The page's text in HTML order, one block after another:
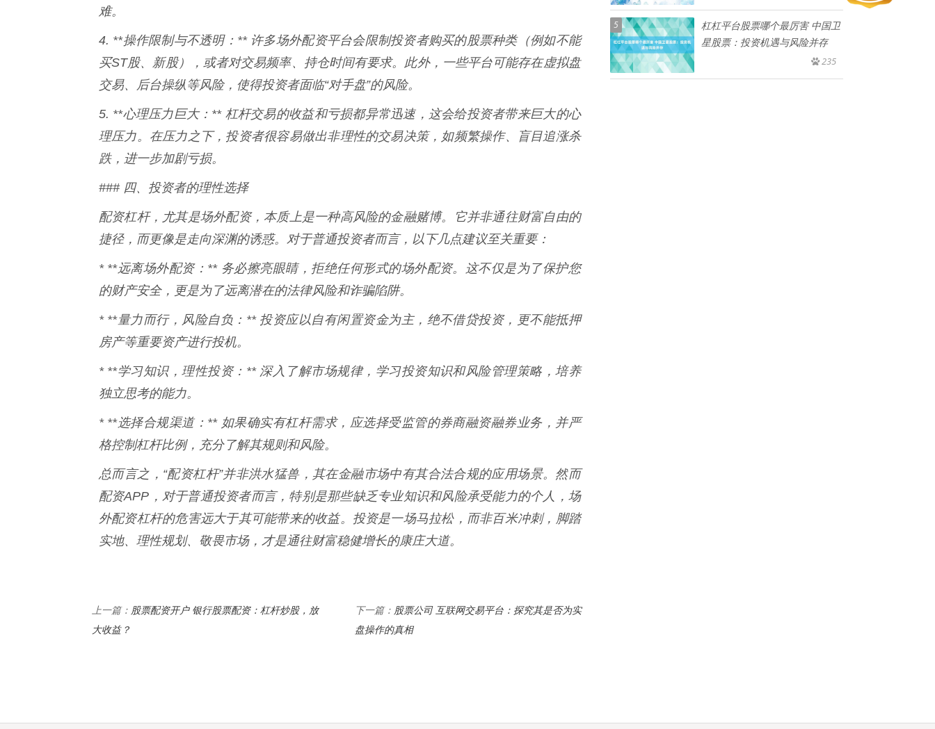
难。
4. **操作限制与不透明：** 许多场外配资平台会限制投资者购买的股票种类（例如不能
买ST股、新股），或者对交易频率、持仓时间有要求。此外，一些平台可能存在虚拟盘
交易、后台操纵等风险，使得投资者面临“对手盘”的风险。
5. **心理压力巨大：** 杠杆交易的收益和亏损都异常迅速，这会给投资者带来巨大的心
理压力。在压力之下，投资者很容易做出非理性的交易决策，如频繁操作、盲目追涨杀
跌，进一步加剧亏损。
### 四、投资者的理性选择
配资杠杆，尤其是场外配资，本质上是一种高风险的金融赌博。它并非通往财富自由的
捷径，而更像是走向深渊的诱惑。对于普通投资者而言，以下几点建议至关重要：
* **远离场外配资：** 务必擦亮眼睛，拒绝任何形式的场外配资。这不仅是为了保护您
的财产安全，更是为了远离潜在的法律风险和诈骗陷阱。
* **量力而行，风险自负：** 投资应以自有闲置资金为主，绝不借贷投资，更不能抵押
房产等重要资产进行投机。
* **学习知识，理性投资：** 深入了解市场规律，学习投资知识和风险管理策略，培养
独立思考的能力。
* **选择合规渠道：** 如果确实有杠杆需求，应选择受监管的券商融资融券业务，并严
格控制杠杆比例，充分了解其规则和风险。
总而言之，“配资杠杆”并非洪水猛兽，其在金融市场中有其合法合规的应用场景。然而
配资APP，对于普通投资者而言，特别是那些缺乏专业知识和风险承受能力的个人，场
外配资杠杆的危害远大于其可能带来的收益。投资是一场马拉松，而非百米冲刺，脚踏
实地、理性规划、敬畏市场，才是通往财富稳健增长的康庄大道。
上一篇： 股票配资开户 银行股票配资：杠杆炒股，放
大收益？
下一篇： 股票公司 互联网交易平台：探究其是否为实
盘操作的真相
5
杠杠平台股票哪个最厉害 中国卫
星股票：投资机遇与风险并存
235